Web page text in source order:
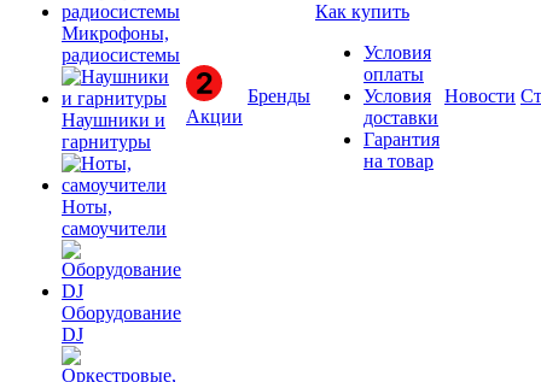
Микрофоны,
радиосистемы
Наушники и
гарнитуры
Ноты,
самоучители
Оборудование
DJ
Акции
Бренды
Как купить
Условия
оплаты
Условия
доставки
Гарантия
на товар
Новости